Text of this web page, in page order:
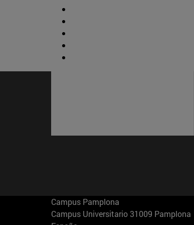
Campus Pamplona
Campus Universitario 31009 Pamplona